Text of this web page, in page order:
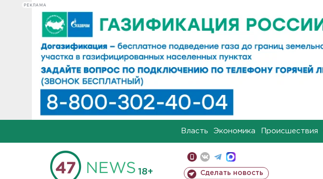
РЕКЛАМА
Власть Экономика Происшествия
18+ Сделать новость